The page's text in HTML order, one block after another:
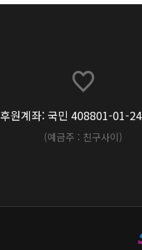
후원계좌: 국민 408801-01-
(예금주 : 친구사이)